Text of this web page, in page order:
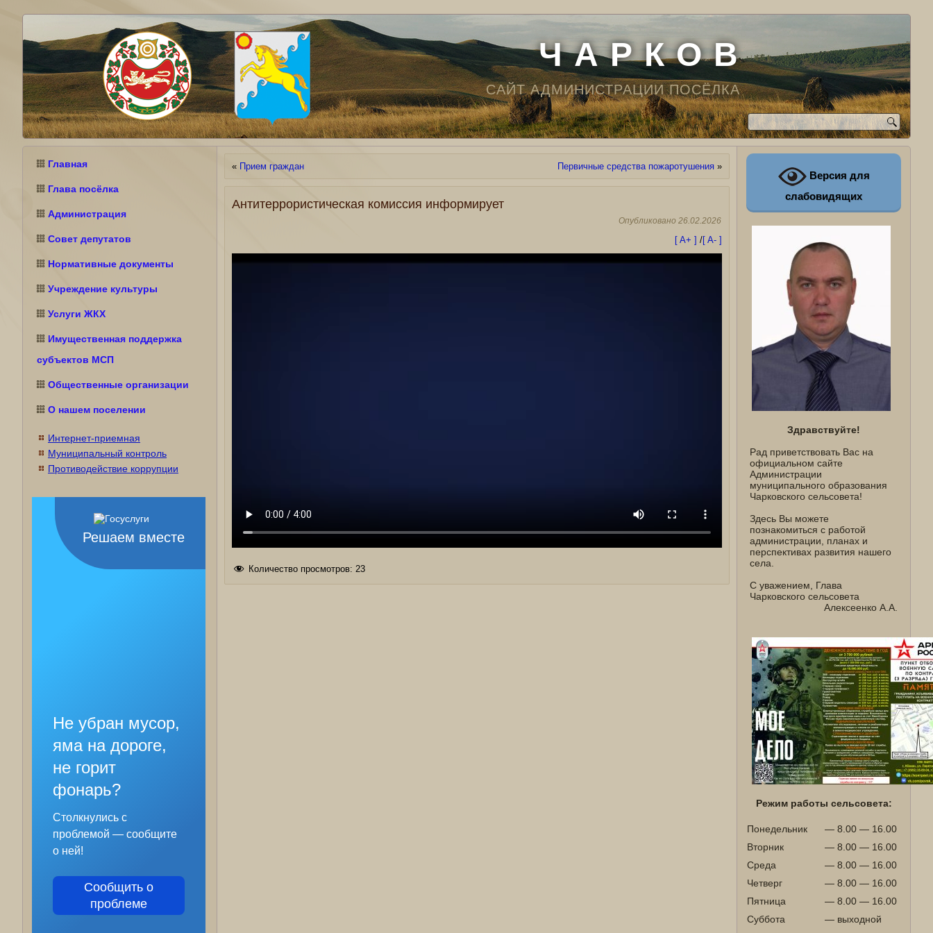
Ч А Р К О В
САЙТ АДМИНИСТРАЦИИ ПОСЁЛКА
Главная
Глава посёлка
Администрация
Совет депутатов
Нормативные документы
Учреждение культуры
Услуги ЖКХ
Имущественная поддержка
субъектов МСП
Общественные организации
О нашем поселении
Интернет-приемная
Муниципальный контроль
Противодействие коррупции
Решаем вместе
Не убран мусор,
яма на дороге,
не горит
фонарь?
Столкнулись с
проблемой — сообщите
о ней!
Сообщить о
проблеме
« Прием граждан Первичные средства пожаротушения »
Антитеррористическая комиссия информирует
Опубликовано 26.02.2026
[ A+ ] /[ A- ]
Количество просмотров: 23
Версия для
слабовидящих
Здравствуйте!
Рад приветствовать Вас на
официальном сайте
Администрации
муниципального образования
Чарковского сельсовета!
Здесь Вы можете
познакомиться с работой
администрации, планах и
перспективах развития нашего
села.
С уважением, Глава
Чарковского сельсовета
Алексеенко А.А.
Режим работы сельсовета:
Понедельник
— 8.00 — 16.00
Вторник
— 8.00 — 16.00
Среда
— 8.00 — 16.00
Четверг
— 8.00 — 16.00
Пятница
— 8.00 — 16.00
Суббота
— выходной